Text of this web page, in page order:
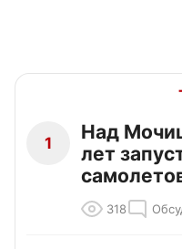
1
Над
лет
318